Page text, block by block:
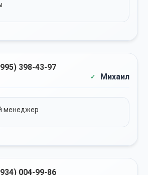
398-43-97
Михаил
менеджер
004-99-86